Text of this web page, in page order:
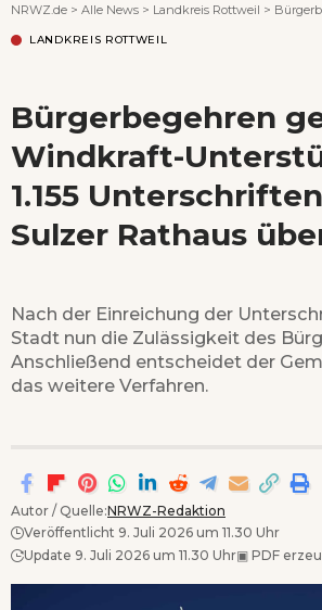
NRWZ.de > Alle News > Landkreis Rottweil > Bürgerbegehren
LANDKREIS ROTTWEIL
Bürgerbegehren
Windkraft-
1.155
Sulzer Rathaus
Nach der Einreichung der
Stadt nun die Zulässigkeit des
Anschließend entscheidet der
das weitere Verfahren.
Autor / Quelle:NRWZ-Redaktion
Veröffentlicht 9. Juli 2026 um 11.30 Uhr
Update 9. Juli 2026 um 11.30 Uhr▣ PDF